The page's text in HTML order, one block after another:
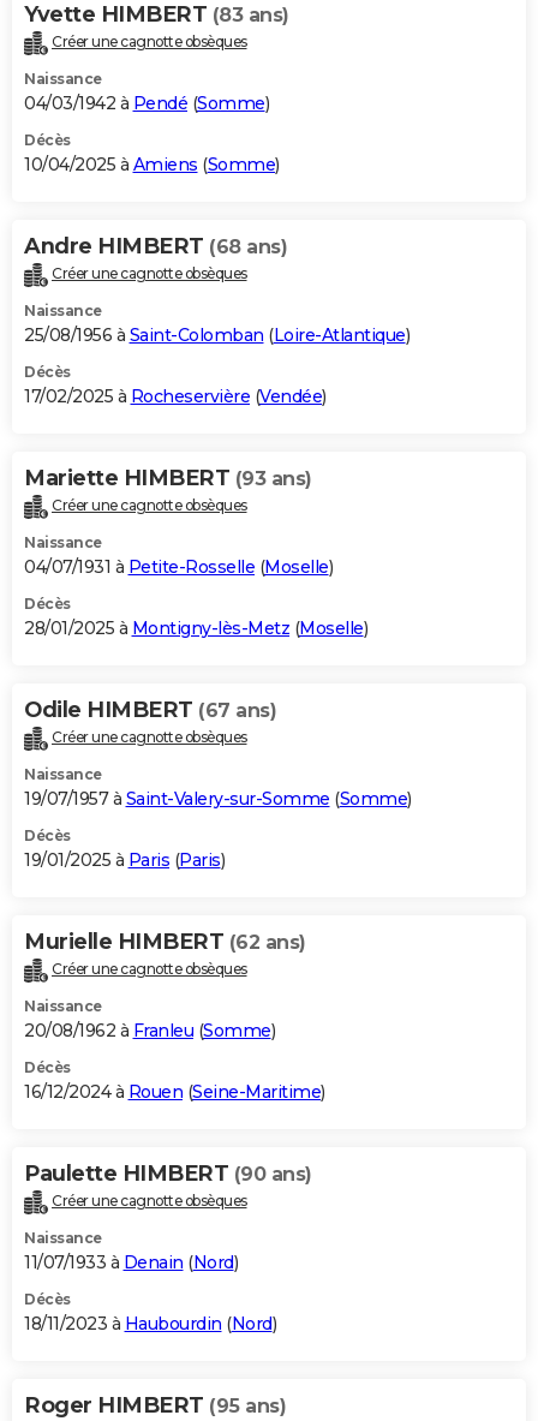
Yvette HIMBERT (83 ans)
Créer une cagnotte obsèques
Naissance
04/03/1942 à Pendé (Somme)
Décès
10/04/2025 à Amiens (Somme)
Andre HIMBERT (68 ans)
Créer une cagnotte obsèques
Naissance
25/08/1956 à Saint-Colomban (Loire-Atlantique)
Décès
17/02/2025 à Rocheservière (Vendée)
Mariette HIMBERT (93 ans)
Créer une cagnotte obsèques
Naissance
04/07/1931 à Petite-Rosselle (Moselle)
Décès
28/01/2025 à Montigny-lès-Metz (Moselle)
Odile HIMBERT (67 ans)
Créer une cagnotte obsèques
Naissance
19/07/1957 à Saint-Valery-sur-Somme (Somme)
Décès
19/01/2025 à Paris (Paris)
Murielle HIMBERT (62 ans)
Créer une cagnotte obsèques
Naissance
20/08/1962 à Franleu (Somme)
Décès
16/12/2024 à Rouen (Seine-Maritime)
Paulette HIMBERT (90 ans)
Créer une cagnotte obsèques
Naissance
11/07/1933 à Denain (Nord)
Décès
18/11/2023 à Haubourdin (Nord)
Roger HIMBERT (95 ans)